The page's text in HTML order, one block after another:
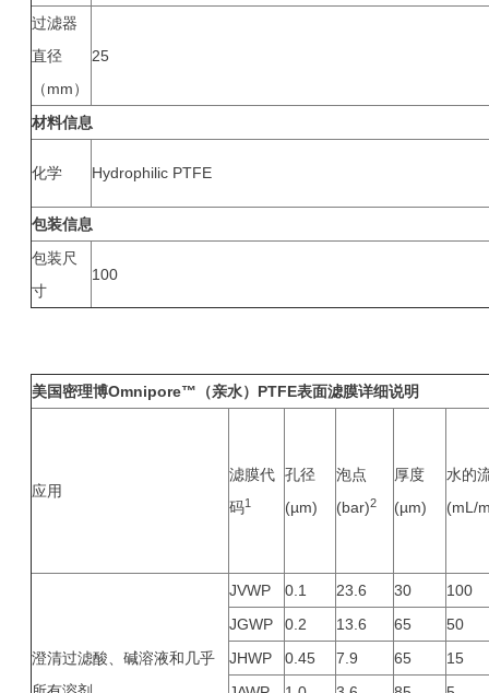
过滤器
直径
（mm）
25
材料信息
化学 Hydrophilic PTFE
包装信息
包装尺
寸
100
美国密理博Omnipore™（亲水）PTFE表面滤膜详细说明
应用
滤膜代
码1
孔径
(µm)
泡点
(bar)2
厚度
(µm)
水的
(mL/
澄清过滤酸、碱溶液和几乎
JVWP 0.1 23.6 30
100
JGWP
0.2 13.6 65
50
JHWP
0.45 7.9 65
15